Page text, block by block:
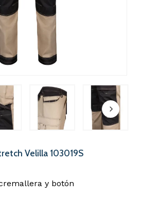
Velilla 103019S
y botón
electrónico*
mi nombre, correo
para la próxima vez que